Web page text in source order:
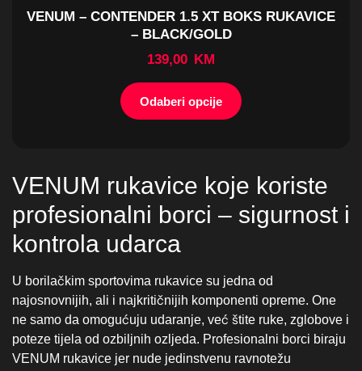
VENUM rukavice koje koriste
profesionalni borci – sigurnost i
kontrola udarca
U borilačkim sportovima rukavice su jedna od
VENUM rukavice jer nude jedinstvenu ravnotežu
sigurnosti, udobnosti i kontrole – sve što je potrebno za
zahtjevne treninge i borbe.
profesionalni MMA borci u treningu i
borbi?
MMA rukavice su specifične jer kombiniraju zaštitu sa
slobodom pokreta. One su lakše i tanje nego klasične